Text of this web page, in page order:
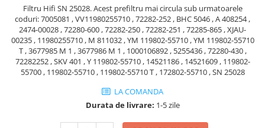
Roti
Roti teren accidentat
Roti non-marking
Piulite roata
Butuc roata
Piese Case IH
Piese Dana Spicer
Filtre Hifi
Piese Skyjack
Filtru Hifi SN 25028. Acest prefiltru mai circula sub urmatoarele
coduri: 7005081 , VV11980255710 , 72282-252 , BHC 5046 , A 408254 ,
2474-00028 , 72280-600 , 72282-250 , 72282-251 , 72285-865 , XJAU-
00235 , 11980255710 , M 811032 , YM 119802-55710 , YM 119802-55710
T , 3677985 M 1 , 3677986 M 1 , 1000106892 , 5255436 , 72280-430 ,
72282252 , SKV 401 , Y 119802-55710 , 14521186 , 14521609 , 119802-
55700 , 119802-55710 , 119802-55710 T , 172802-55710 , SN 25028
LA COMANDA
Durata de livrare: 1-5 zile